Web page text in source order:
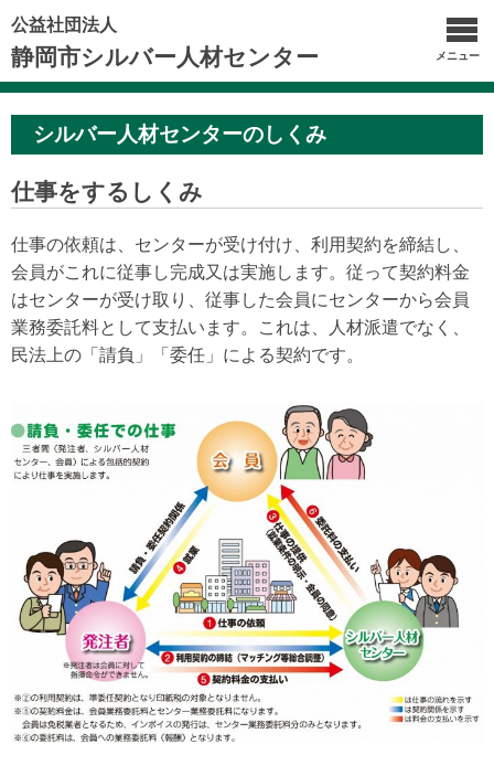
公益社団法人
静岡市シルバー人材センター メニュー
シルバー人材センターのしくみ
仕事をするしくみ
仕事の依頼は、センターが受け付け、利用契約を締結し、
会員がこれに従事し完成又は実施します。従って契約料金
はセンターが受け取り、従事した会員にセンターから会員
業務委託料として支払います。これは、人材派遣でなく、
民法上の「請負」「委任」による契約です。